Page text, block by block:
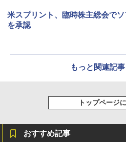
米スプリント、臨時株主総会で
を承認
もっと関連記
トップページ
おすすめ記事